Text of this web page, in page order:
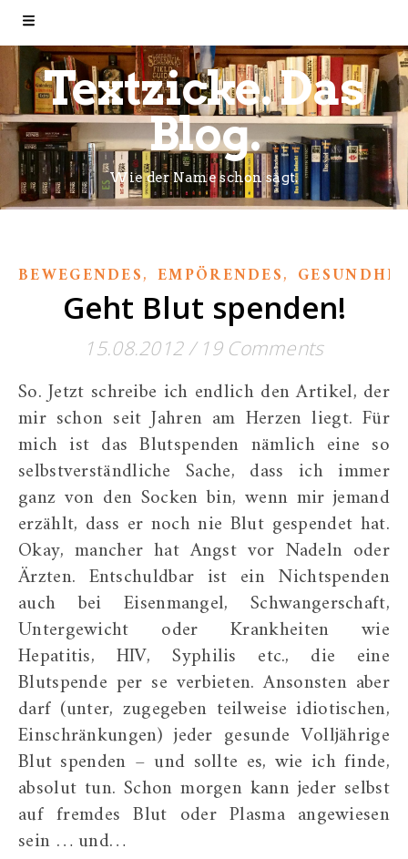
Textzicke. Das
Blog.
Wie der Name schon sagt.
BEWEGENDES, EMPÖRENDES,
Geht Blut spenden!
15.08.2012 / 19 Comments
So. Jetzt schreibe ich endlich den Artikel, der
mir schon seit Jahren am Herzen liegt. Für
mich ist das Blutspenden nämlich eine so
selbstverständliche Sache, dass ich immer
ganz von den Socken bin, wenn mir jemand
erzählt, dass er noch nie Blut gespendet hat.
Okay, mancher hat Angst vor Nadeln oder
Ärzten. Entschuldbar ist ein Nichtspenden
auch bei Eisenmangel, Schwangerschaft,
Untergewicht oder Krankheiten wie
Hepatitis, HIV, Syphilis etc., die eine
Blutspende per se verbieten. Ansonsten aber
darf (unter, zugegeben teilweise idiotischen,
Einschränkungen) jeder gesunde Volljährige
Blut spenden – und sollte es, wie ich finde,
absolut tun. Schon morgen kann jeder selbst
auf fremdes Blut oder Plasma angewiesen
sein … und…